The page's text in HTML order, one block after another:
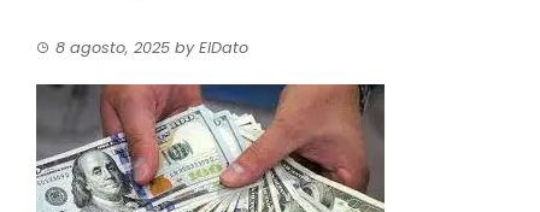
8 agosto, 2025 byElDato